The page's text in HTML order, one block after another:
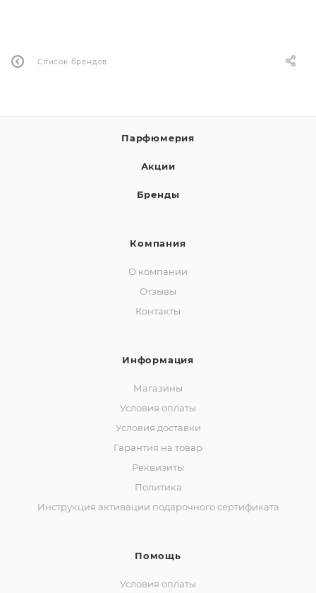
Список брендов
Парфюмерия
Акции
Бренды
Компания
О компании
Отзывы
Контакты
Информация
Магазины
Условия оплаты
Условия доставки
Гарантия на товар
Реквизиты
Политика
Инструкция активации подарочного сертификата
Помощь
Условия оплаты